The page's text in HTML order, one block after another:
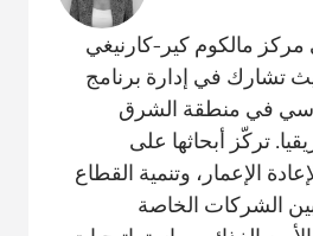
مالكوم كير-كارنيغي
تشارك في إدارة برنامج
في منطقة الشرق
تركّز أبحاثها على
الإعمار، وتنمية القطاع
الشركات الخاصة